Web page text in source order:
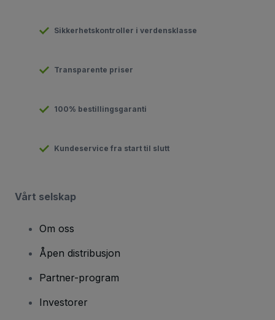
Sikkerhetskontroller i verdensklasse
Transparente priser
100% bestillingsgaranti
Kundeservice fra start til slutt
Vårt selskap
Om oss
Åpen distribusjon
Partner-program
Investorer